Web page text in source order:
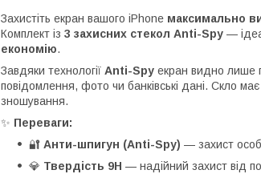
Захистіть екран вашого iPhone максимально
Комплект із 3 захисних стекол Anti-Spy —
економію.
Завдяки технології Anti-Spy екран видно лише
повідомлення, фото чи банківські дані. Скло має
зношування.
✨ Переваги:
🔐 Анти-шпигун (Anti-Spy) — захист
💎 Твердість 9H — надійний захист від